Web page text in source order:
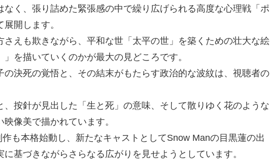
く、張り詰めた緊張感の中で繰り広げられる高度な心理戦「ポ
開します。
さえも欺きながら、平和な世「太平の世」を築くための壮大な絵
」を描いていくのかが最大の見どころです。
決死の覚悟と、その結末がもたらす政治的な波紋は、視聴者の
按針が見出した「生と死」の意味、そして散りゆく花のような
像美で描かれています。
も本格始動し、新たなキャストとしてSnow Manの目黒蓮の出
基づきながらさらなる広がりを見せようとしています。